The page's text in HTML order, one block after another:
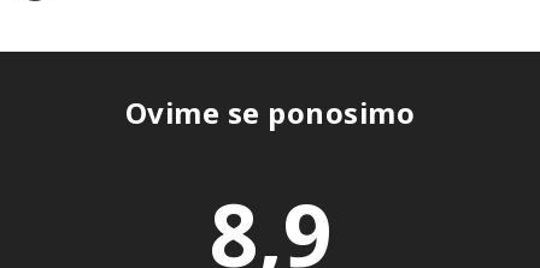
Ovime se ponosimo
8,9